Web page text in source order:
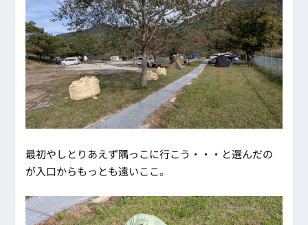
最初やしとりあえず隅っこに行こう・・・と選んだの
が入口からもっとも遠いここ。